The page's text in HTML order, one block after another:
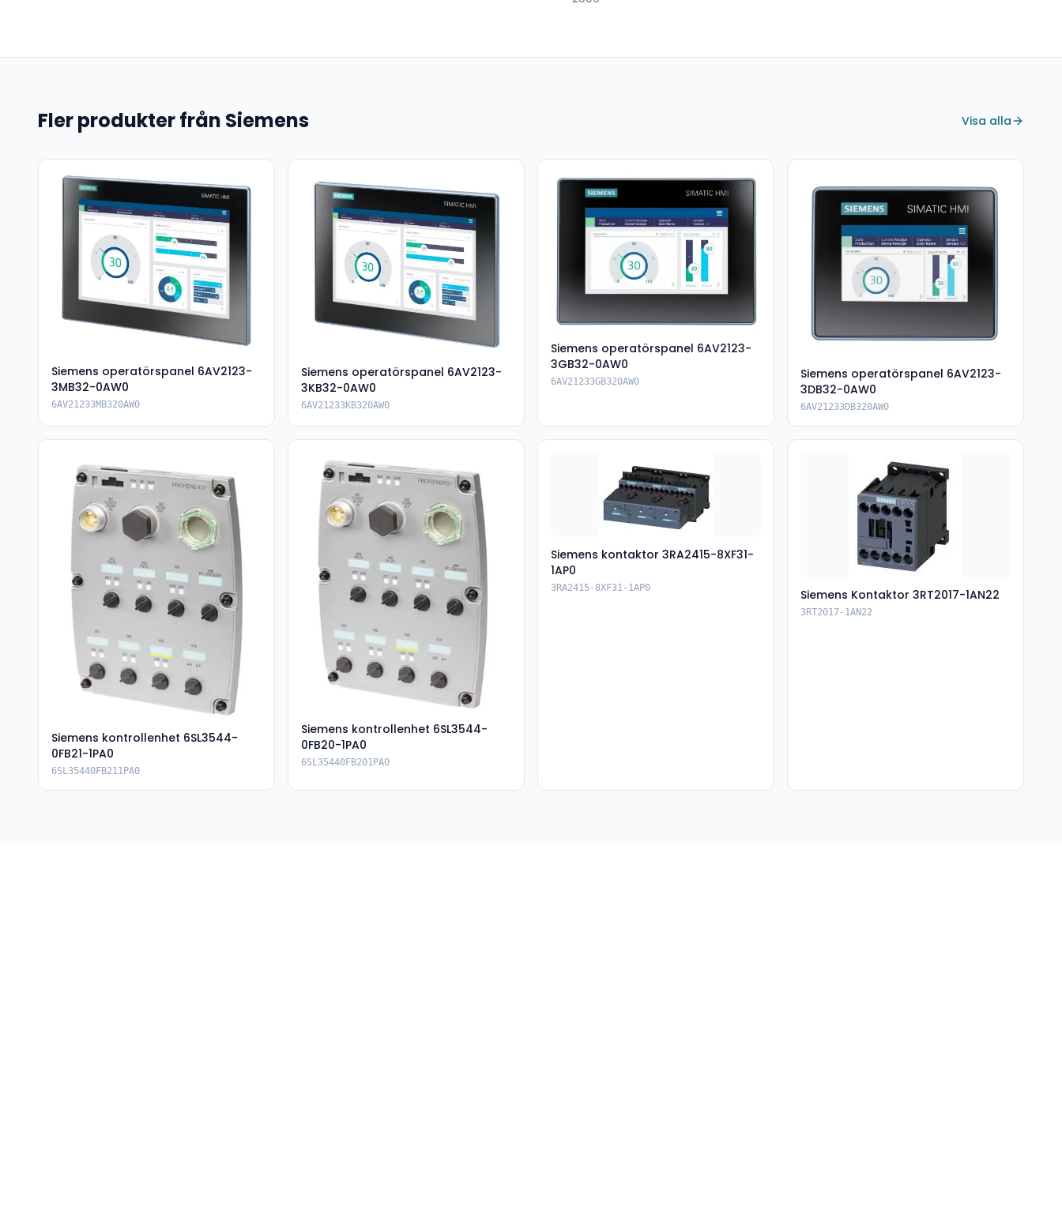
Fler produkter från Siemens Visa alla
Siemens operatörspanel 6AV2123-
3MB32-0AW0
6AV21233MB320AW0
Siemens operatörspanel 6AV2123-
3KB32-0AW0
6AV21233KB320AW0
Siemens operatörspanel 6AV2123-
3GB32-0AW0
6AV21233GB320AW0
Siemens operatörspanel 6AV2123-
3DB32-0AW0
6AV21233DB320AW0
Siemens kontrollenhet 6SL3544-
0FB21-1PA0
6SL35440FB211PA0
Siemens kontrollenhet 6SL3544-
0FB20-1PA0
6SL35440FB201PA0
Siemens kontaktor 3RA2415-8XF31-
1AP0
3RA2415-8XF31-1AP0 Siemens Kontaktor 3RT2017-1AN22
3RT2017-1AN22